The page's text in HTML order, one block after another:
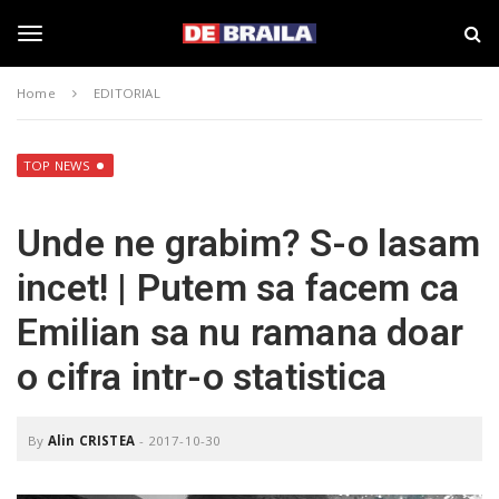
g
l
e
i
a
a
–
d
e
b
r
a
a
Home EDITORIAL
TOP NEWS
Unde ne grabim? S-o lasam
incet! | Putem sa facem ca
Emilian sa nu ramana doar
o cifra intr-o statistica
By Alin CRISTEA - 2017-10-30